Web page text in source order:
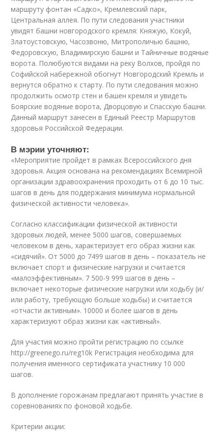
маршруту фонтан «Садко», Кремлевский парк,
Центральная аллея. По пути следования участники
увидят башни новгородского кремля: Княжую, Кокуй,
Златоустовскую, Часозвоню, Митрополичью башню,
Федоровскую, Владимирскую башни и Тайничные водяные
ворота. Полюбуются видами на реку Волхов, пройдя по
Софийской набережной обогнут Новгородский Кремль и
вернутся обратно к старту. По пути следования можно
продолжить осмотр стен и башен кремля и увидеть
Боярские водяные ворота, Дворцовую и Спасскую башни.
Данный маршрут занесен в Единый Реестр Маршрутов
здоровья Российской Федерации.
В мэрии уточняют:
«Мероприятие пройдет в рамках Всероссийского дня
здоровья. Акция основана на рекомендациях Всемирной
организации здравоохранения проходить от 6 до 10 тыс.
шагов в день для поддержания минимума нормальной
физической активности человека».
Согласно классификации физической активности
здоровых людей, менее 5000 шагов, совершаемых
человеком в день, характеризует его образ жизни как
«сидячий». От 5000 до 7499 шагов в день – показатель не
включает спорт и физические нагрузки и считается
«малоэффективным». 7 500-9 999 шагов в день –
включает некоторые физические нагрузки или ходьбу (и/
или работу, требующую больше ходьбы) и считается
«отчасти активным». 10000 и более шагов в день
характеризуют образ жизни как «активный».
Для участия можно пройти регистрацию по ссылке
http://greenego.ru/reg10k Регистрация необходима для
получения именного сертификата участнику 10 000
шагов.
В дополнение горожанам предлагают принять участие в
соревнованиях по фоновой ходьбе.
Критерии акции: